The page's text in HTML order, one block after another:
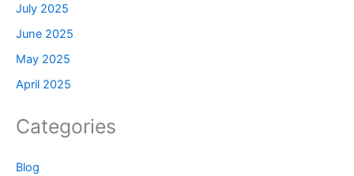
July 2025
June 2025
May 2025
April 2025
Categories
Blog